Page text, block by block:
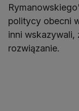
politycy obecni
inni wskazywali,
rozwiązanie.